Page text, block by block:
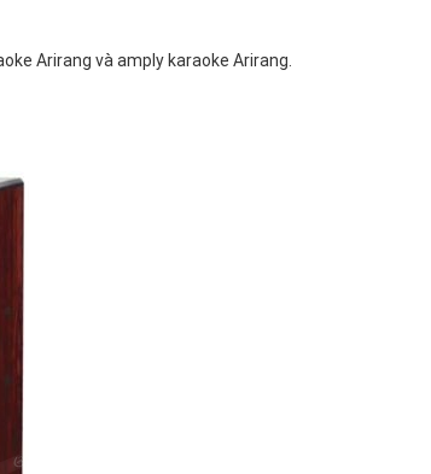
Arirang và amply karaoke Arirang.